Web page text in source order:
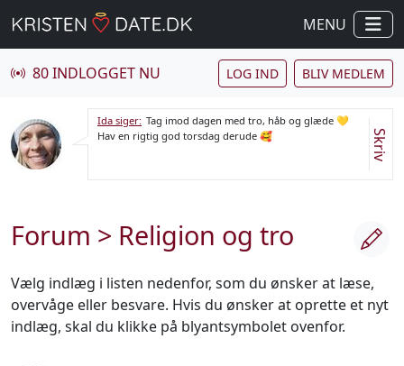
MENU
80 INDLOGGET NU LOG IND BLIV MEDLEM
Ida siger: Tag imod dagen med tro, håb og glæde 💛
Hav en rigtig god torsdag derude 🥰
Skriv
Forum > Religion og tro
Vælg indlæg i listen nedenfor, som du ønsker at læse,
overvåge eller besvare. Hvis du ønsker at oprette et nyt
indlæg, skal du klikke på blyantsymbolet ovenfor.